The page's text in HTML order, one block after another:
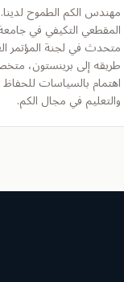
مهندس الكم الطموح
المقطعي التكيفي في
متحدث في لجنة المؤتمر
طريقه إلى برينستون،
اهتمام بالسياسات
والتعليم في مجال الكم.